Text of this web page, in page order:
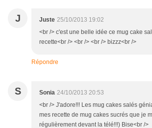
J Juste 25/10/2013 19:02
<br /> c'est une belle idée ce mug cake
recette<br /> <br /> <br /> bizzz<br />
Répondre
S Sonia 24/10/2013 20:53
<br /> J'adore!!! Les mug cakes salés
mes recette de mug cakes sucrés que je
régulièrement devant la télé!!!) Bise<br />